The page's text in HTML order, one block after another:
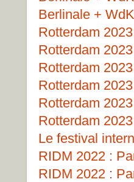
Berlinale +
Rotterdam
Rotterdam
Rotterdam
Rotterdam
Rotterdam
Rotterdam
Le festival
RIDM 2022 :
RIDM 2022 :